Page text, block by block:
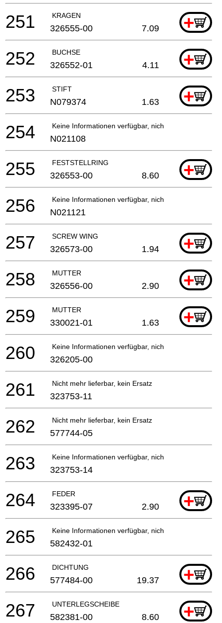
KRAGEN +
251 326555-00 7.09
BUCHSE +
252 326552-01 4.11
STIFT +
253 N079374 1.63
Keine Informationen verfügbar, nicht bestellbar
254 N021108
FESTSTELLRING +
255 326553-00 8.60
Keine Informationen verfügbar, nicht bestellbar
256 N021121
SCREW WING +
257 326573-00 1.94
MUTTER +
258 326556-00 2.90
MUTTER +
259 330021-01 1.63
Keine Informationen verfügbar, nicht bestellbar
260 326205-00
Nicht mehr lieferbar, kein Ersatz
261 323753-11
Nicht mehr lieferbar, kein Ersatz
262 577744-05
Keine Informationen verfügbar, nicht bestellbar
263 323753-14
FEDER +
264 323395-07 2.90
Keine Informationen verfügbar, nicht bestellbar
265 582432-01
DICHTUNG +
266 577484-00 19.37
UNTERLEGSCHEIBE +
267 582381-00 8.60